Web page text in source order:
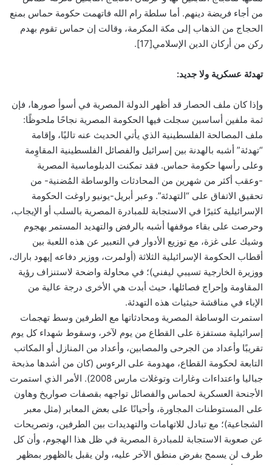
من أجاء فريضة دينهم. أما سلطة رام الله فاتهمت حكومة حماس بمنع
الحجاج من الذهاب إلى مكة المكرمة، وقالت إن حماس تقوم بهدم
ركن من أركان الدين الإسلامي[17].
تهدئة عسكرية ولا جديد:
وإذا كان ملف الحصار قد أظهر الدولة المصرية في أسوأ صورها، فإن
ثمة ملفين أساسين سجلت فيها الحكومة المصرية نجاحًا ملحوظًا:
ملف المصالحة الفلسطينية الذي يأتي الحديث عنه تاليًا، وإقامة
“تهدئة” أشبه بالهدنة بين إسرائيل والفصائل الفلسطينية المقاوِمة
وعلى رأسها حكومة حماس. فقد تمكنت الدبلوماسية المصرية
-وعقب أكثر من شهرين من المحادثات والوساطة المُضنية- من
تحقيق الاتفاق على “التهدئة”. وعبر أبريل-يونيو راوغت الحكومة
الإسرائيلية كثيرًا في الاستجابة للمبادرة المصرية بالسلب أو الإيجاب،
وحرصت على بقاء موقفها أشبه بالرفض والتهديد المستمر بهجوم
وشيك على غزة، مع توزيع الأدوار في التعبير عن هذه اللعبة بين
أقطاب الحكومة الإسرائيلية الثلاثة (أولمرت، ووزير دفاعه إيهود باراك،
ووزيرة الخارجية تسيبي ليفني)؛ في محاولة واضحة لاستنزاف رؤية
المقاومة وإحراج فصائلها، حيث أبدت هي الأخرى درجة عالية من
الإباء في مناقشة حيثيات هذه التهدئة.
استمرت الوساطة المصرية ومحادثاتها مع الطرفين وسط تهجمات
إسرائيلية مستفزة على القطاع من يوم لآخر، وسقوط شهداء كل يوم
تقريبًا وأعداد من الجرحى والمصابين، وأعداد من المنازل أو المكاتب
التابعة لحكومة القطاع، مهدومة على الرءوس (كان من أشدها مذبحة
جباليا واعتداءات وغارات وتوغلات مارس 2008). الأمر الذي استمرت
الأجنحة العسكرية لحماس والفصائل تواجهه بقصفات صواريخ وهاون
على المستوطنات المجاورة، وأحيانًا على بعض المعابر (مثل معبر
الشجاعية)؛ مع تبادل للاتهامات والتهديدات بين الطرفين، وتصريحات
عن صعوبة الاستجابة للمبادرة المصرية في ظل هذا الهجوم، وأن كل
طرف لن يسمح بفرض منطق الآخر عليه، ولن يقبل بالظهور بمظهر